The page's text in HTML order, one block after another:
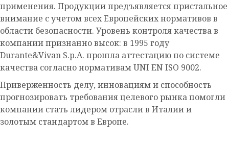
применения. Продукции предъявляется пристальное
внимание с учетом всех Европейских нормативов в
области безопасности. Уровень контроля качества в
компании признанно высок: в 1995 году
Durante&Vivan S.p.A. прошла аттестацию по системе
качества согласно нормативам UNI EN ISO 9002.
Приверженность делу, инновациям и способность
прогнозировать требования целевого рынка помогли
компании стать лидером отрасли в Италии и
золотым стандартом в Европе.